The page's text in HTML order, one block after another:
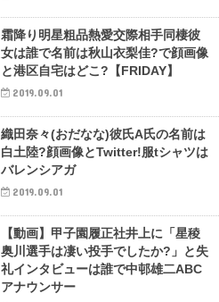
霜降り明星粗品熱愛交際相手同棲彼
女は誰で名前は秋山衣梨佳?で顔画像
と港区自宅はどこ?【FRIDAY】
2019.09.01
織田奈々(おだなな)彼氏A氏の名前は
白土陸?顔画像とTwitter!服tシャツは
バレンシアガ
2019.09.01
【動画】甲子園履正社井上に「星稜
奥川選手は凄い投手でしたか?」と失
礼インタビューは誰で中邨雄二ABC
アナウンサー